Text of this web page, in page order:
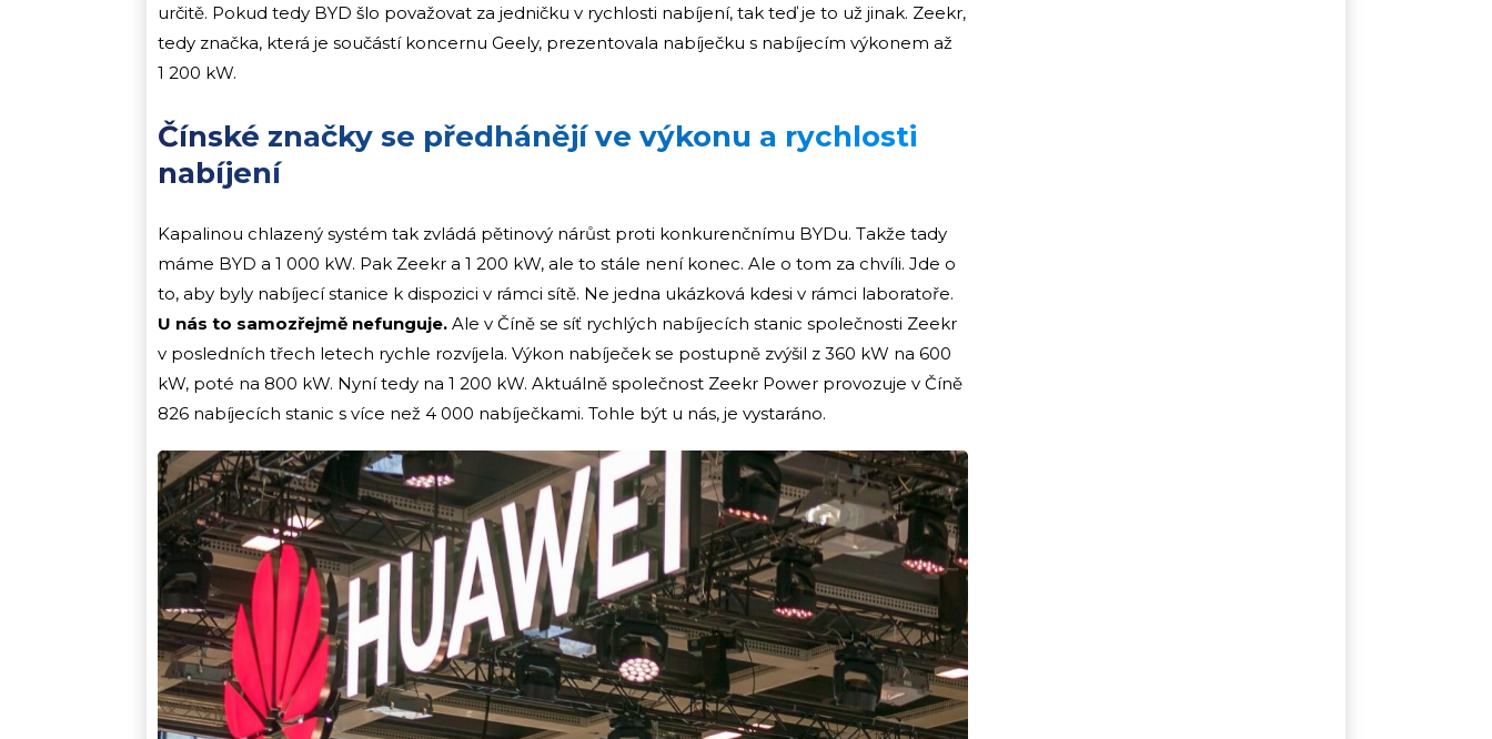
určitě. Pokud tedy BYD šlo považovat za jedničku v rychlosti nabíjení, tak teď je to už jinak. Zeekr,
tedy značka, která je součástí koncernu Geely, prezentovala nabíječku s nabíjecím výkonem až
1 200 kW.
Čínské značky se předhánějí ve výkonu a rychlosti
nabíjení
Kapalinou chlazený systém tak zvládá pětinový nárůst proti konkurenčnímu BYDu. Takže tady
máme BYD a 1 000 kW. Pak Zeekr a 1 200 kW, ale to stále není konec. Ale o tom za chvíli. Jde o
to, aby byly nabíjecí stanice k dispozici v rámci sítě. Ne jedna ukázková kdesi v rámci laboratoře.
U nás to samozřejmě nefunguje. Ale v Číně se síť rychlých nabíjecích stanic společnosti Zeekr
v posledních třech letech rychle rozvíjela. Výkon nabíječek se postupně zvýšil z 360 kW na 600
kW, poté na 800 kW. Nyní tedy na 1 200 kW. Aktuálně společnost Zeekr Power provozuje v Číně
826 nabíjecích stanic s více než 4 000 nabíječkami. Tohle být u nás, je vystaráno.